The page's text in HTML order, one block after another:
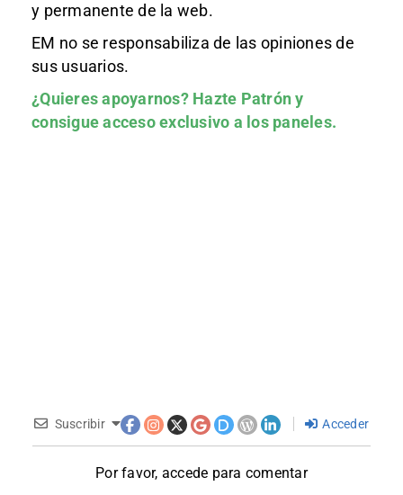
y permanente de la web.
EM no se responsabiliza de las opiniones de
sus usuarios.
¿Quieres apoyarnos? Hazte Patróny
consigue acceso exclusivo a los paneles.
Suscribir Acceder
Por favor, accede para comentar